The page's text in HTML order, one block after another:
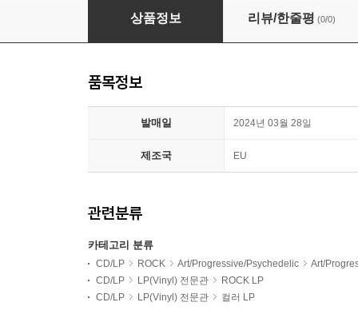
Rainbow (레인보우) - Live In The Dark [화이
상품정보 리뷰/한줄평 (0/0)
품목정보
발매일 2024년 03월 28일
제조국 EU
관련분류
카테고리 분류
CD/LP ROCK Art/Progressive/Psychedelic
Art/
CD/LP
LP(Vinyl) 전문관
ROCK LP
CD/LP
LP(Vinyl) 전문관 컬러 LP